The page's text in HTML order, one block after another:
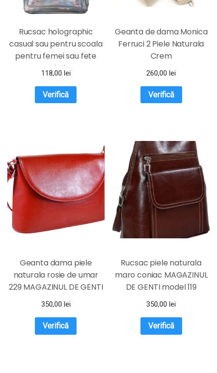
Rucsac holographic
casual sau pentru scoala
pentru femei sau fete
argintiu
118,00 lei
Verifică
Geanta de dama Monica
Ferruci 2 Piele Naturala
Crem
260,00lei
Verifică
Geanta dama piele
naturala rosie de umar
229 MAGAZINUL DE GENTI
350,00 lei
Verifică
Rucsac piele naturala
maro coniac MAGAZINUL
DE GENTI model 119
350,00lei
Verifică